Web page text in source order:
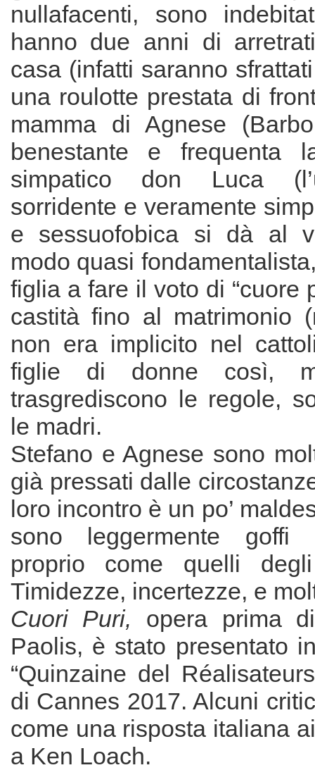
nullafacenti, sono
hanno due anni di
casa (infatti saranno
una roulotte prestata di
mamma di Agnese
benestante e frequenta
simpatico don Luca
sorridente e veramente
e sessuofobica si dà al
modo quasi
figlia a fare il voto di “cuore
castità fino al matrimonio
non era implicito nel
figlie di donne così,
trasgrediscono le regole,
le madri.
Stefano e Agnese sono
già pressati dalle
loro incontro è un po’
sono leggermente goffi
proprio come quelli
Timidezze, incertezze, e
Cuori Puri, opera prima
Paolis, è stato presentato
“Quinzaine del
di Cannes 2017. Alcuni
come una risposta italiana
a Ken Loach.